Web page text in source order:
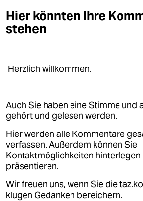
fragen & hilfe
unterstützen
genossenschaft
Hier könnten Ihre
stehen
Herzlich willkommen.
Auch Sie haben eine Stimme und
gehört und gelesen werden.
Hier werden alle Kommentare
verfassen. Außerdem können Sie
Kontaktmöglichkeiten hinterlegen
präsentieren.
Wir freuen uns, wenn Sie die
klugen Gedanken bereichern.